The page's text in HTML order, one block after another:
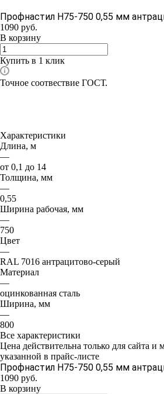
Профнастил Н75-750 0,55 мм
1090 руб.
В корзину
Купить в 1 клик
Точное соотвествие ГОСТ.
Характеристики
Длина, м
—
от 0,1 до 14
Толщина, мм
—
0,55
Ширина рабочая, мм
—
750
Цвет
—
RAL 7016 антрацитово-серый
Материал
—
оцинкованная сталь
Ширина, мм
—
800
Все характеристики
Цена действительна только для сайта и
указанной в прайс-листе
Профнастил Н75-750 0,55 мм
1090 руб.
В корзину